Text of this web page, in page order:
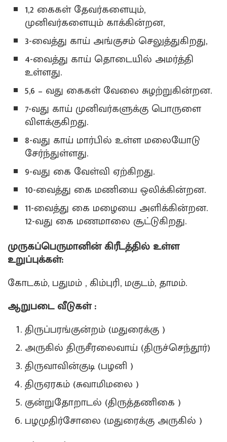
1,2 கைகள் தேவர்களையும்,
முனிவர்களையும் காக்கின்றன,
3-வைத்து காய் அங்குசம் செலுத்துகிறது,
4-வைத்து காய் தொடையில் அமர்த்தி
உள்ளது.
5,6 – வது கைகள் வேலை சுழற்றுகின்றன.
7-வது காய் முனிவர்களுக்கு பொருளை
விளக்குகிறது.
8-வது காய் மார்பில் உள்ள மலையோடு
சேர்ந்துள்ளது.
9-வது கை வேள்வி ஏற்கிறது.
10-வைத்து கை மணியை ஒலிக்கின்றன.
11-வைத்து கை மழையை அளிக்கின்றன.
12-வது கை மணமாலை சூட்டுகிறது.
முருகப்பெருமானின் கிரீடத்தில் உள்ள
உறுப்புக்கள்:
கோடகம், பதுமம் , கிம்புரி, மகுடம், தாமம்.
ஆறுபடை வீடுகள் :
திருப்பரங்குன்றம் (மதுரைக்கு )
அருகில் திருசீரலைவாய் (திருச்செந்தூர்)
திருவாவின்குடி (பழனி )
திருஏரகம் (சுவாமிமலை )
குன்றுதோறாடல் (திருத்தணிகை )
பழமுதிர்சோலை (மதுரைக்கு அருகில் )